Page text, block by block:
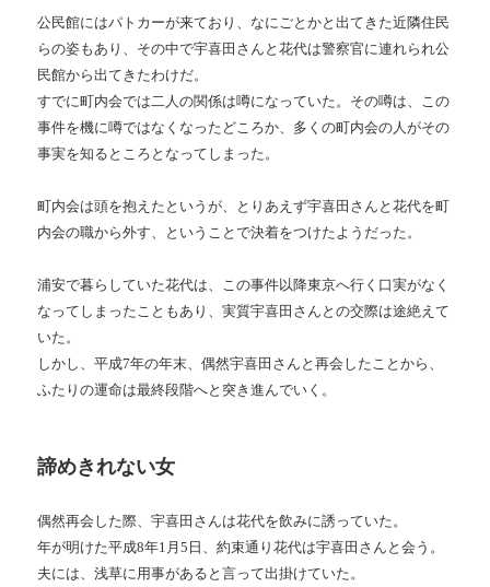
公民館にはパトカーが来ており、なにごとかと出てきた近隣住民
らの姿もあり、その中で宇喜田さんと花代は警察官に連れられ公
民館から出てきたわけだ。
すでに町内会では二人の関係は噂になっていた。その噂は、この
事件を機に噂ではなくなったどころか、多くの町内会の人がその
事実を知るところとなってしまった。
町内会は頭を抱えたというが、とりあえず宇喜田さんと花代を町
内会の職から外す、ということで決着をつけたようだった。
浦安で暮らしていた花代は、この事件以降東京へ行く口実がなく
なってしまったこともあり、実質宇喜田さんとの交際は途絶えて
いた。
しかし、平成7年の年末、偶然宇喜田さんと再会したことから、
ふたりの運命は最終段階へと突き進んでいく。
諦めきれない女
偶然再会した際、宇喜田さんは花代を飲みに誘っていた。
年が明けた平成8年1 月5 日、約束通り花代は宇喜田さんと会う。
夫には、浅草に用事があると言って出掛けていた。